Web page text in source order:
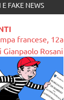
FAKE NEWS
francese, 12a
Rosani